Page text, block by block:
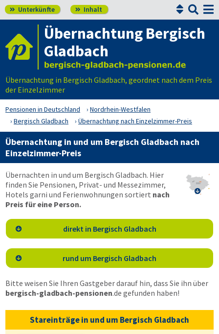
 Unterkünfte  Inhalt 

Übernachtung Bergisch
Gladbach
Übernachtung in Bergisch Gladbach, geordnet nach dem Preis
der Einzelzimmer
Pensionen in Deutschland
Nordrhein-Westfalen
Bergisch Gladbach
Übernachtung nach Einzelzimmer-Preis
Übernachtung in und um Bergisch Gladbach nach
Einzelzimmer-Preis

Übernachten in und um Bergisch Gladbach. Hier
finden Sie Pensionen, Privat- und Messezimmer,
Hotels garni und Ferienwohnungen sortiert nach
Preis für eine Person.
 direkt in Bergisch Gladbach
 rund um Bergisch Gladbach
Bitte weisen Sie Ihren Gastgeber darauf hin, dass Sie ihn über
bergisch-gladbach-pensionen.de gefunden haben!
Stareinträge in und um Bergisch Gladbach